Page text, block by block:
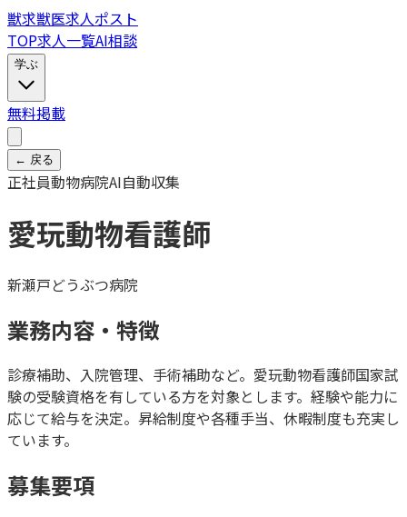
獣求獣医求人ポスト
TOP求人一覧AI相談
学ぶ
無料掲載
← 戻る
正社員動物病院AI自動収集
愛玩動物看護師
新瀬戸どうぶつ病院
業務内容・特徴
診療補助、入院管理、手術補助など。愛玩動物看護師国家試
験の受験資格を有している方を対象とします。経験や能力に
応じて給与を決定。昇給制度や各種手当、休暇制度も充実し
ています。
募集要項